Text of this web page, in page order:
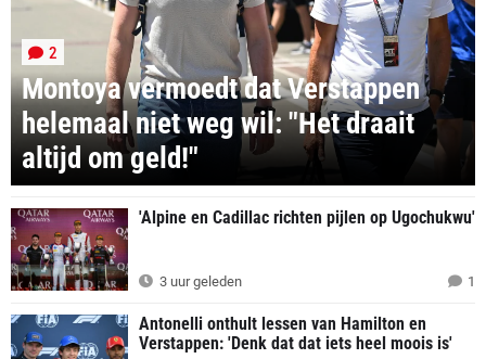
Montoya vermoedt dat Verstappen
helemaal niet weg wil: "Het draait
altijd om geld!"
2
'Alpine en Cadillac richten pijlen op Ugochukwu'
3 uur geleden 1
Antonelli onthult lessen van Hamilton en
Verstappen: 'Denk dat dat iets heel moois is'